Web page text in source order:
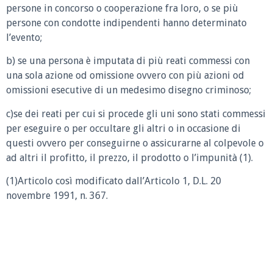
persone in concorso o cooperazione fra loro, o se più
persone con condotte indipendenti hanno determinato
l’evento;
b) se una persona è imputata di più reati commessi con
una sola azione od omissione ovvero con più azioni od
omissioni esecutive di un medesimo disegno criminoso;
c)se dei reati per cui si procede gli uni sono stati commessi
per eseguire o per occultare gli altri o in occasione di
questi ovvero per conseguirne o assicurarne al colpevole o
ad altri il profitto, il prezzo, il prodotto o l’impunità (1).
(1)Articolo così modificato dall’Articolo 1, D.L. 20
novembre 1991, n. 367.